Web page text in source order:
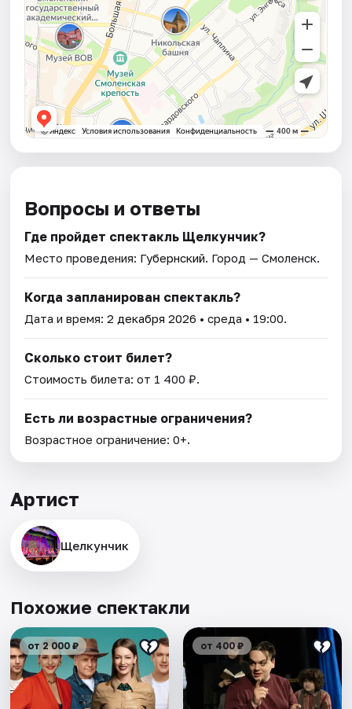
Вопросы и ответы
Где пройдет спектакль Щелкунчик?
Место проведения: Губернский. Город — Смоленск.
Когда запланирован спектакль?
Дата и время:2 декабря 2026 • среда • 19:00.
Сколько стоит билет?
Стоимость билета: от 1 400 ₽.
Есть ли возрастные ограничения?
Возрастное ограничение: 0+.
Артист
Щелкунчик
Похожие спектакли
от 2 000 ₽ от 400 ₽